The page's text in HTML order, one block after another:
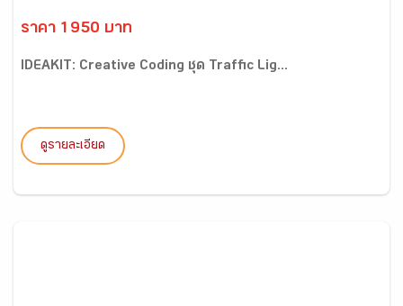
ราคา 1950 บาท
IDEAKIT: Creative Coding ชุด Traffic Lig...
ดูรายละเอียด